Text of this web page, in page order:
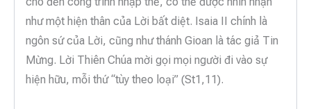
như một hiện thân của Lời bất diệt. Isaia II chính là
ngôn sứ của Lời, cũng như thánh Gioan là tác giả Tin
Mừng. Lời Thiên Chúa mời gọi mọi người đi vào sự
hiện hữu, mỗi thứ “tùy theo loại” (St1,11).